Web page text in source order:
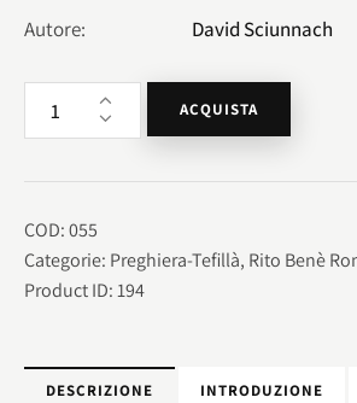
Autore
David Sciunnach
ACQUISTA
COD:055
Categorie: Preghiera-Tefillà, Rito Benè
Product ID:194
DESCRIZIONE INTRODUZIONE